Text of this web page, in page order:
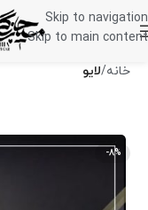
Skip to navigation
Skip to main content
خانه لایو
-8%